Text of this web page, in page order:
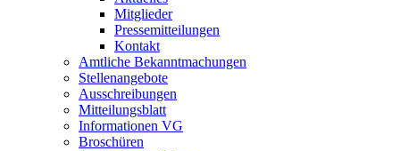
Mitglieder
Pressemitteilungen
Kontakt
Amtliche Bekanntmachungen
Stellenangebote
Ausschreibungen
Mitteilungsblatt
Informationen VG
Broschüren